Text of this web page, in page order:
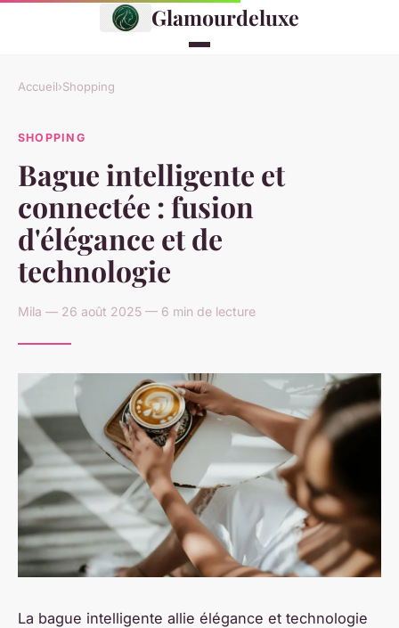
Glamourdeluxe
Accueil›Shopping
SHOPPING
Bague intelligente et
connectée : fusion
d'élégance et de
technologie
Mila — 26 août 2025 — 6 min de lecture
La bague intelligente allie élégance et technologie